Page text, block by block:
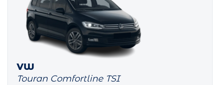
VW
Touran Comfortline TSI